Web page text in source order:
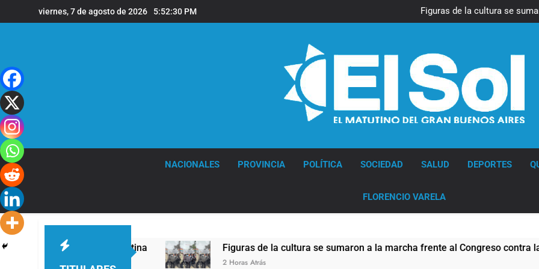
al
viernes, 7 de agosto de 2026 5:52:31 PM
Figuras de la cultura se
Nueva jornada negativa
Figuras de la cultura se
Nueva jornada negativa
en Wall Street y el
Jorge Macri condenó los
NACIONALES PROVINCIA POLÍTICA SOCIEDAD SALUD DEPORTES
FLORENCIO VARELA
XIV a la Argentina Figuras de la cultura se sumaron a la marcha frente al Congreso contra la Ley de
2 Horas Atrás